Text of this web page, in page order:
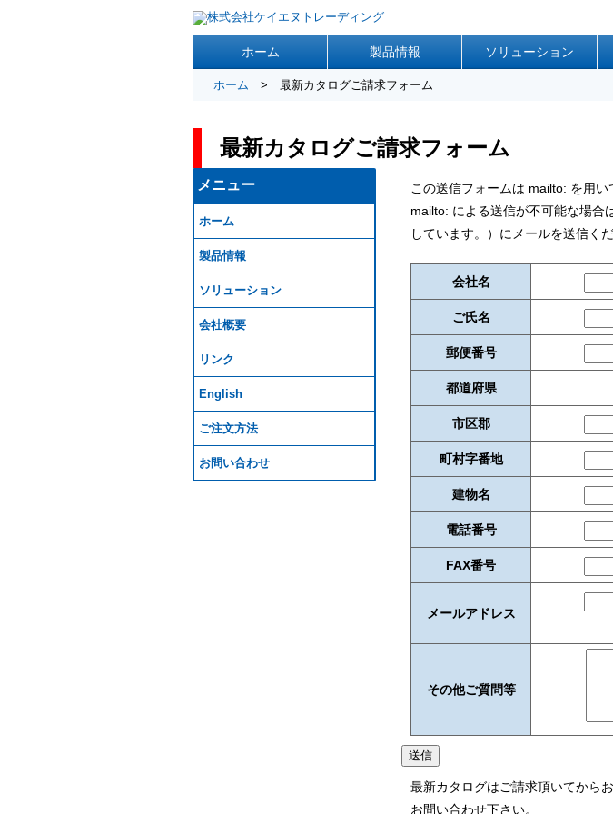
ホーム 製品情報 ソリューション
ホーム > 最新カタログご請求フォーム
最新カタログご請求フォーム
この送信フォームは mailto: を用い
mailto: による送信が不可能な場合
しています。）にメールを送信くだ
会社名
ご氏名
郵便番号
都道府県
市区郡
町村字番地
建物名
電話番号
FAX番号
メールアドレス
その他ご質問等
最新カタログはご請求頂いてから
お問い合わせ下さい。
メニュー
ホーム
製品情報
ソリューション
会社概要
リンク
English
ご注文方法
お問い合わせ